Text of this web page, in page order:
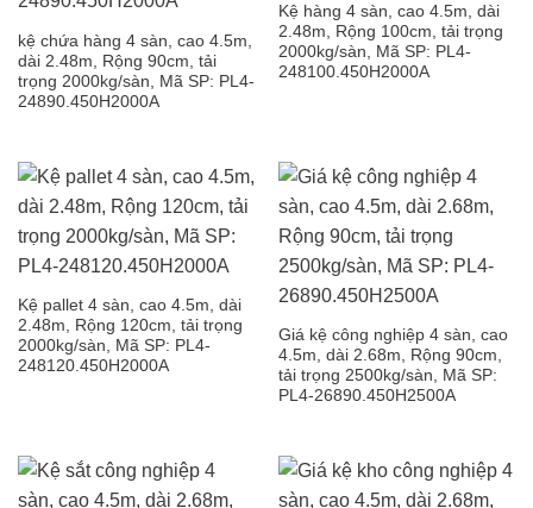
kệ chứa hàng 4 sàn, cao 4.5m,
dài 2.48m, Rộng 90cm, tải
trọng 2000kg/sàn, Mã SP: PL4-
24890.450H2000A
Kệ hàng 4 sàn, cao 4.5m, dài
2.48m, Rộng 100cm, tải trọng
2000kg/sàn, Mã SP: PL4-
248100.450H2000A
Kệ pallet 4 sàn, cao 4.5m, dài
2.48m, Rộng 120cm, tải trọng
2000kg/sàn, Mã SP: PL4-
248120.450H2000A
Giá kệ công nghiệp 4 sàn, cao
4.5m, dài 2.68m, Rộng 90cm,
tải trọng 2500kg/sàn, Mã SP:
PL4-26890.450H2500A